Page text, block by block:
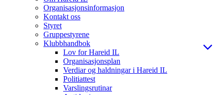
Organisasjonsinformasjon
Kontakt oss
Styret
Gruppestyrene
Klubbhandbok
Lov for Hareid IL
Organisasjonsplan
Verdiar og haldningar i Hareid IL
Politiattest
Varslingsrutinar